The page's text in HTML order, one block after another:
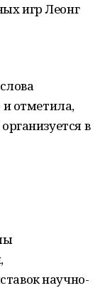
игр Леонг
и отметила,
в
научно-